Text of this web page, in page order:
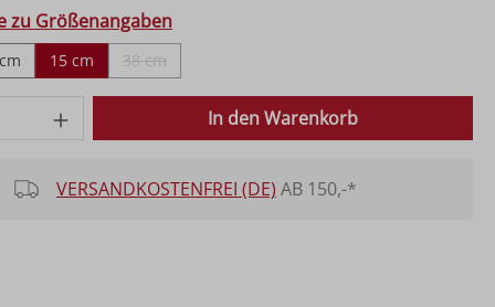
zu Größenangaben
15 cm 38 cm
(Diese Option ist zurzeit nicht verfügbar.)
Anzahl: Gib den gewünschten Wert
In den Warenkorb
VERSANDKOSTENFREI (DE) AB 150,-*